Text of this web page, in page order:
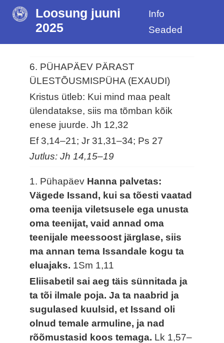
Loosung juuni
2025
Info
Seaded
6. PÜHAPÄEV PÄRAST
ÜLESTÕUSMISPÜHA (EXAUDI)
Kristus ütleb: Kui mind maa pealt
ülendatakse, siis ma tõmban kõik
enese juurde.Jh 12,32
Ef 3,14–21; Jr 31,31–34; Ps 27
Jutlus: Jh 14,15–19
1. Pühapäev Hanna palvetas:
Vägede Issand, kui sa tõesti vaatad
oma teenija viletsusele ega unusta
oma teenijat, vaid annad oma
teenijale meessoost järglase, siis
ma annan tema Issandale kogu ta
eluajaks. 1Sm 1,11
Eliisabetil sai aeg täis sünnitada ja
ta tõi ilmale poja. Ja ta naabrid ja
sugulased kuulsid, et Issand oli
olnud temale armuline, ja nad
rõõmustasid koos temaga. Lk 1,57–